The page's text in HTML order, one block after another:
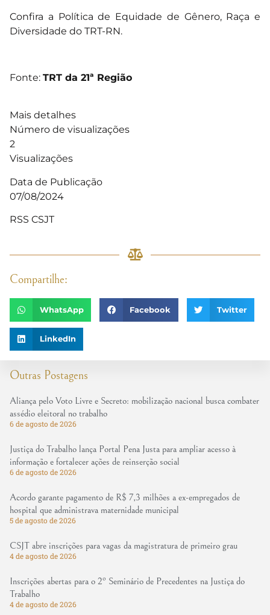
Outras Postagens
Aliança pelo Voto Livre e Secreto: mobilização nacional busca combater
assédio eleitoral no trabalho
6 de agosto de 2026
Justiça do Trabalho lança Portal Pena Justa para ampliar acesso à
informação e fortalecer ações de reinserção social
6 de agosto de 2026
Acordo garante pagamento de R$ 7,3 milhões a ex-empregados de
hospital que administrava maternidade municipal
5 de agosto de 2026
CSJT abre inscrições para vagas da magistratura de primeiro grau
4 de agosto de 2026
Inscrições abertas para o 2º Seminário de Precedentes na Justiça do
Trabalho
4 de agosto de 2026
Confira a Política de Equidade de Gênero, Raça e
Diversidade do TRT-RN.
Fonte: TRT da 21ª Região
Mais detalhes
Número de visualizações
2
Visualizações
Data de Publicação
07/08/2024
RSS CSJT
Compartilhe:
WhatsApp Facebook Twitter
LinkedIn